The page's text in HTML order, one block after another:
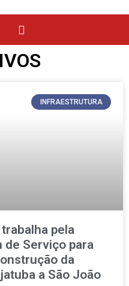
INFRAESTRUTURA
pela
de Serviço para
da
a São João